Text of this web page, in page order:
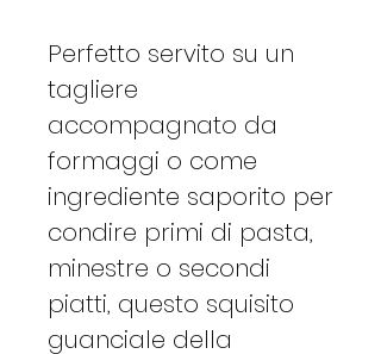
Perfetto servito su un
tagliere
accompagnato da
formaggi o come
ingrediente saporito per
condire primi di pasta,
minestre o secondi
piatti, questo squisito
guanciale della